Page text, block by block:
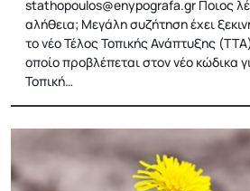
stathopoulos@enypografa.gr Ποιος
αλήθεια; Μεγάλη συζήτηση έχει
το νέο Τέλος Τοπικής Ανάπτυξης
οποίο προβλέπεται στον νέο κώδικα
Τοπική…